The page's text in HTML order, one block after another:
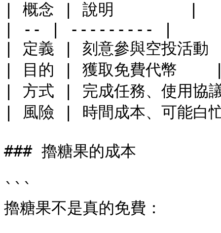
| 概念 | 說明        |
| -- | --------- |
| 定義 | 刻意參與空投活
| 目的 | 獲取免費代幣
| 方式 | 完成任務、使用協
| 風險 | 時間成本、可能白
### 擼糖果的成本
```
擼糖果不是真的免費：